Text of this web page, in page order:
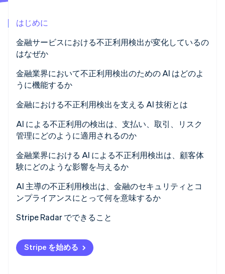
カーボンリムーバル
Identity
オンライン本人確認
Stripe Sessions 2026
ご覧ください。
こちらをご覧ください
はじめに
金融サービスにおける不正利用検出が変化しているの
はなぜか
金融業界において不正利用検出のための AI はどのよ
うに機能するか
行動モデリング
継続的な適応
ネットワークレベルの可視性
リアルタイムの意思決定
金融における不正利用検出を支える AI 技術とは
教師あり学習
教師なし学習
グラフ分析
行動バイオメトリクス
大規模言語モデル
AI による不正利用の検出は、支払い、取引、リスク
管理にどのように適用されるのか
リアルタイムの取引のオーソリ
取引後のモニタリング
アカウント登録と本人確認
ポートフォリオのリスク管理
金融業界における AI による不正利用検出は、顧客体
験にどのような影響を与えるか
AI 主導の不正利用検出は、金融のセキュリティとコ
ンプライアンスにとって何を意味するか
説明可能性
バイアスリスク
敵対的な圧力
Stripe Radar でできること
Stripe を始める